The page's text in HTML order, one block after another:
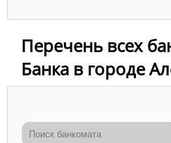
Перечень всех
Банка в городе